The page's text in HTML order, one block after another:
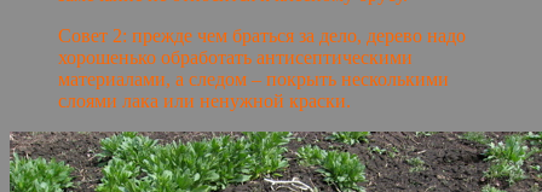
Совет 2: прежде чем браться за дело, дерево надо
хорошенько обработать антисептическими
материалами, а следом – покрыть несколькими
слоями лака или ненужной краски.